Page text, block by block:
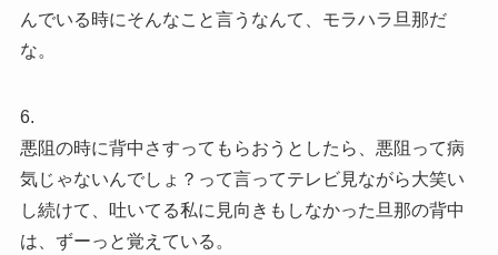
んでいる時にそんなこと言うなんて、モラハラ旦那だ
な。
6.
悪阻の時に背中さすってもらおうとしたら、悪阻って病
気じゃないんでしょ？って言ってテレビ見ながら大笑い
し続けて、吐いてる私に見向きもしなかった旦那の背中
は、ずーっと覚えている。